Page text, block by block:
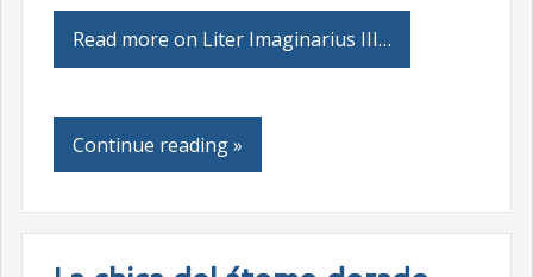
Read more on Liter Imaginarius III…
Continue reading »